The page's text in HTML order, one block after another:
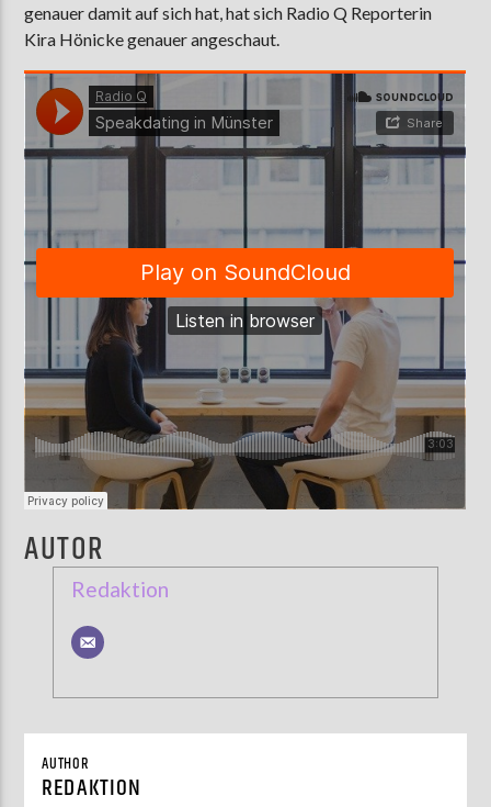
AKTUELLE SENDUNG
MOEBIUS
12:00 18:00
ZU HÖREN IN 90,9 MHzSteinfurt 103,9 MHz
genauer damit auf sich hat, hat sich Radio Q Reporterin
Kira Hönicke genauer angeschaut.
AUTOR
Redaktion
AUTHOR
REDAKTION